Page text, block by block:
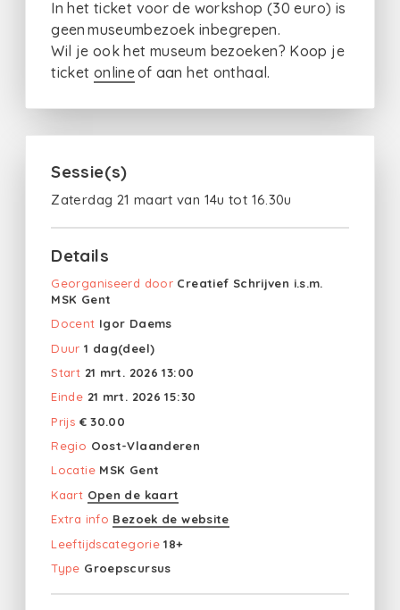
In het ticket voor de workshop (30 euro) is
geen museumbezoek inbegrepen.
Wil je ook het museum bezoeken? Koop je
ticket onlineof aan het onthaal.
Sessie(s)
Zaterdag 21 maart van 14u tot 16.30u
Details
Georganiseerd door Creatief Schrijven i.s.m.
MSK Gent
Docent Igor Daems
Duur 1 dag(deel)
Start 21 mrt. 2026 13:00
Einde 21 mrt. 2026 15:30
Prijs € 30.00
Regio Oost-Vlaanderen
Locatie MSK Gent
Kaart Open de kaart
Extra info Bezoek de website
Leeftijdscategorie 18+
Type Groepscursus